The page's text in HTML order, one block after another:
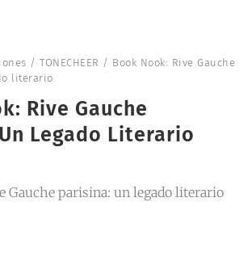
/ TONECHEER / Book Nook: Rive Gauche
literario
Rive Gauche
Legado Literario
Gauche parisina: un legado literario